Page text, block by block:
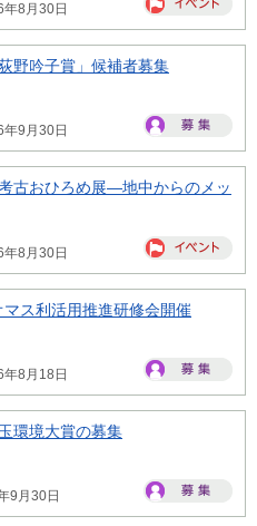
8月30日
野吟子賞」候補者募集
9月30日
古おひろめ展―地中からのメッ
8月30日
ス利活用推進研修会開催
8月18日
環境大賞の募集
9月30日